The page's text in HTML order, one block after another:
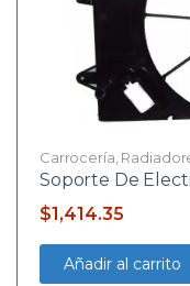
Carrocería,
Soporte De
$1,414.35
Añadir al carrito